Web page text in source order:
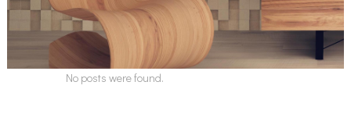
No posts were found.